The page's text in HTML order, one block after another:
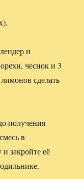
и
чеснок и 3
сделать
получения
в
закройте её